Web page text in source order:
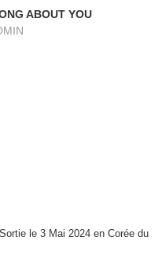
ABOUT YOU
le 3 Mai 2024 en Corée du